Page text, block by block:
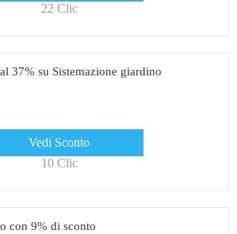
22 Clic
37% su Sistemazione giardino
Vedi Sconto
10 Clic
con 9% di sconto